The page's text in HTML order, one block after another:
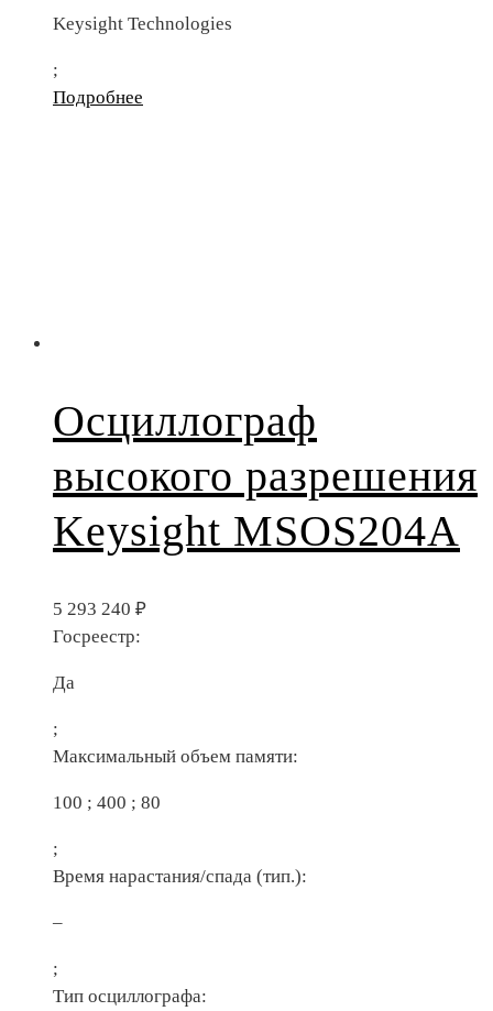
Keysight Technologies
;
Подробнее
Осциллограф
высокого разрешения
Keysight MSOS204A
5 293 240 ₽
Госреестр:
Да
;
Максимальный объем памяти:
100 ; 400 ; 80
;
Время нарастания/спада (тип.):
–
;
Тип осциллографа: